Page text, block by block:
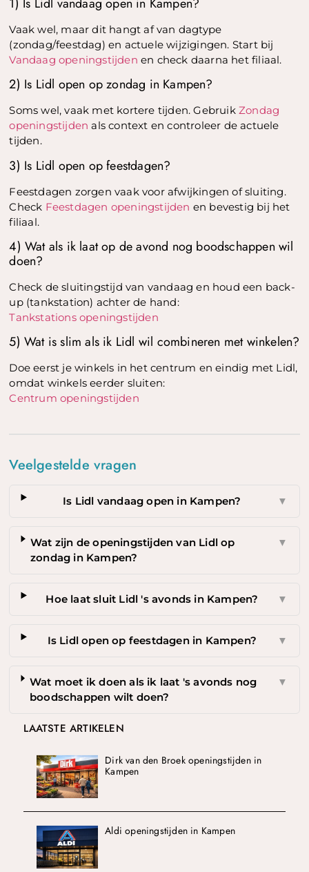
Vaak wel, maar dit hangt af van dagtype
(zondag/feestdag) en actuele wijzigingen. Start bij
Vandaag openingstijden en check daarna het filiaal.
2) Is Lidl open op zondag in Kampen?
Soms wel, vaak met kortere tijden. GebruikZondag
openingstijden als context en controleer de actuele
tijden.
3) Is Lidl open op feestdagen?
Feestdagen zorgen vaak voor afwijkingen of sluiting.
Check Feestdagen openingstijden en bevestig bij het
filiaal.
4) Wat als ik laat op de avond nog boodschappen wil
doen?
Check de sluitingstijd van vandaag en houd een back-
up (tankstation) achter de hand:
Tankstations openingstijden
5) Wat is slim als ik Lidl wil combineren met winkelen?
Doe eerst je winkels in het centrum en eindig met Lidl,
omdat winkels eerder sluiten:
Centrum openingstijden
Veelgestelde vragen
Is Lidl vandaag open in Kampen? ▼
Wat zijn de openingstijden van Lidl op
zondag in Kampen?
▼
Hoe laat sluit Lidl 's avonds in Kampen? ▼
Is Lidl open op feestdagen in Kampen? ▼
Wat moet ik doen als ik laat 's avonds nog
boodschappen wilt doen?
▼
LAATSTE ARTIKELEN
Dirk van den Broek openingstijden in
Kampen
Aldi openingstijden in Kampen